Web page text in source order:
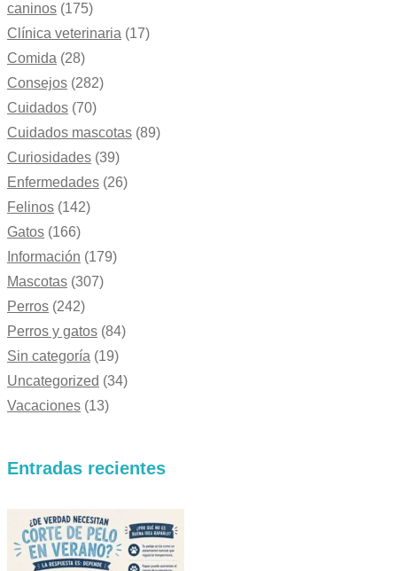
caninos (175)
Clínica veterinaria (17)
Comida (28)
Consejos (282)
Cuidados (70)
Cuidados mascotas (89)
Curiosidades (39)
Enfermedades (26)
Felinos (142)
Gatos (166)
Información (179)
Mascotas (307)
Perros (242)
Perros y gatos (84)
Sin categoría (19)
Uncategorized (34)
Vacaciones (13)
Entradas recientes